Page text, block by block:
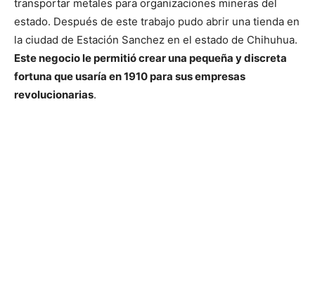
transportar metales para organizaciones mineras del
estado. Después de este trabajo pudo abrir una tienda en
la ciudad de Estación Sanchez en el estado de Chihuhua.
Este negocio le permitió crear una pequeña y discreta
fortuna que usaría en 1910 para sus empresas
revolucionarias.